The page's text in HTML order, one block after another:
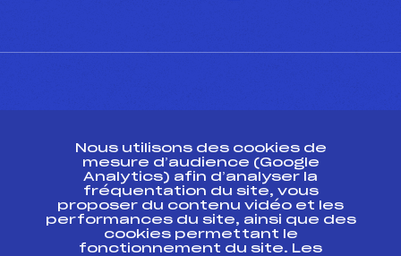
ESPACE PRESSE
Ressources
Pass’Neige
Projet sportif fédéral
Nous utilisons des cookies de
mesure d’audience (Google
Analytics) afin d’analyser la
fréquentation du site, vous
proposer du contenu vidéo et les
performances du site, ainsi que des
cookies permettant le
fonctionnement du site. Les